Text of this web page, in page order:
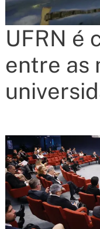
UFRN é
entre as